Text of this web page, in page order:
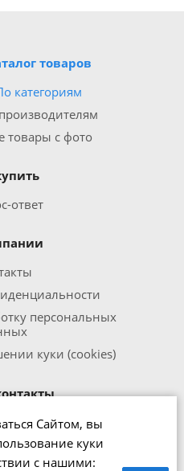
Сайтом, вы
куки
с нашими:
товаров
категориям
товары с фото
ответ
персональных
куки (cookies)
301 1240